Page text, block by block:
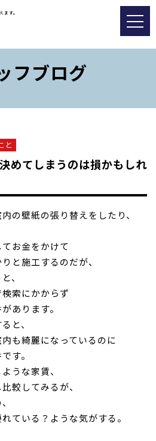
ます。
217-8533
についてはこちら
問い合わせ
すめ物件
ッフブログ
フブログ
と
めてしまうのは損かもしれ
の壁紙の張り替えをしたり、
てお金をかけて
と施工するのだが、
と、
索にかからず
あります。
と、
も綺麗になっているのに
す。
うな家賃、
較してみるが、
ている？ような気がする。